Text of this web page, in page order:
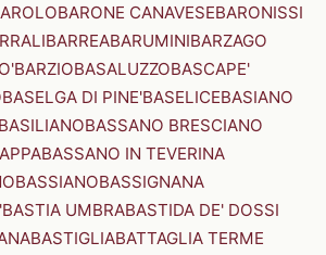
BARONE CANAVESEBARONISSI
BARREABARUMINIBARZAGO
BARZIOBASALUZZOBASCAPE'
BASELGA DI PINE'BASELICEBASIANO
BASILIANOBASSANO BRESCIANO
BASSANO IN TEVERINA
BASSIANOBASSIGNANA
BASTIA UMBRABASTIDA DE' DOSSI
BASTIGLIABATTAGLIA TERME